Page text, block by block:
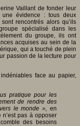
Vaillant de fonder leur
une évidence : tous deux
rencontrés alors qu’ils
spécialisé dans les
du groupe, ils ont
acquises au sein de la
qui a touché de plein
passion de la lecture pour
face au papier,
pratique pour les
de rendre des
le monde », en
pas à opposer
des besoins